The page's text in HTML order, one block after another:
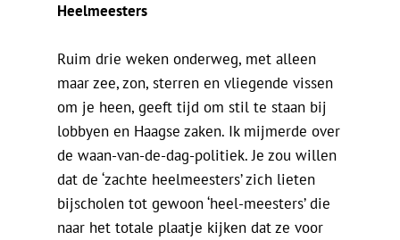
Heelmeesters
Ruim drie weken onderweg, met alleen
maar zee, zon, sterren en vliegende vissen
om je heen, geeft tijd om stil te staan bij
lobbyen en Haagse zaken. Ik mijmerde over
de waan-van-de-dag-politiek. Je zou willen
dat de ‘zachte heelmeesters’ zich lieten
bijscholen tot gewoon ‘heel-meesters’ die
naar het totale plaatje kijken dat ze voor